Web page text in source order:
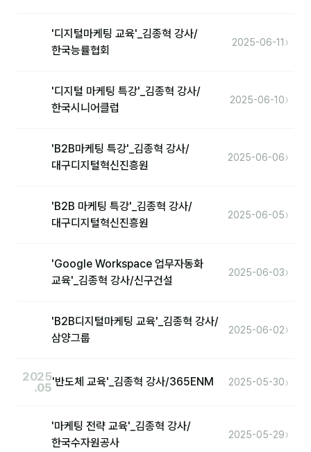
'디지털마케팅 교육'_김종혁 강사/
한국능률협회
2025-06-11 ›
'디지털 마케팅 특강'_김종혁 강사/
한국시니어클럽
2025-06-10›
'B2B마케팅 특강'_김종혁 강사/
대구디지털혁신진흥원
2025-06-06›
'B2B 마케팅 특강'_김종혁 강사/
대구디지털혁신진흥원
2025-06-05›
'Google Workspace 업무자동화
교육'_김종혁 강사/신구건설
2025-06-03›
'B2B디지털마케팅 교육'_김종혁 강사/
삼양그룹
2025-06-02›
2025
.05'반도체 교육'_김종혁 강사/365ENM 2025-05-30›
'마케팅 전략 교육'_김종혁 강사/
한국수자원공사
2025-05-29›